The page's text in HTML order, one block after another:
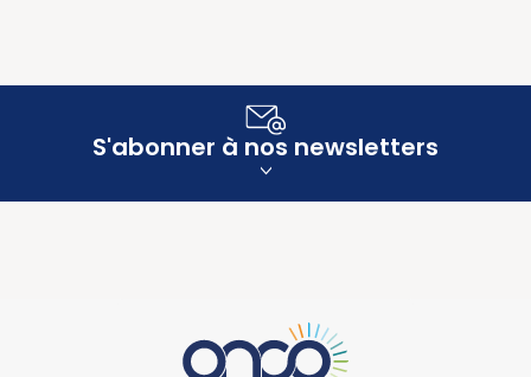
S'abonner à nos newsletters